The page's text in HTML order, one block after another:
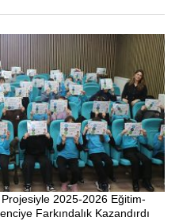
Projesiyle 2025-2026 Eğitim-
Farkındalık Kazandırdı